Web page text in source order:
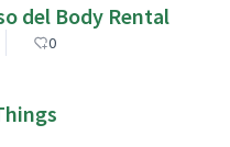
del Body Rental
0